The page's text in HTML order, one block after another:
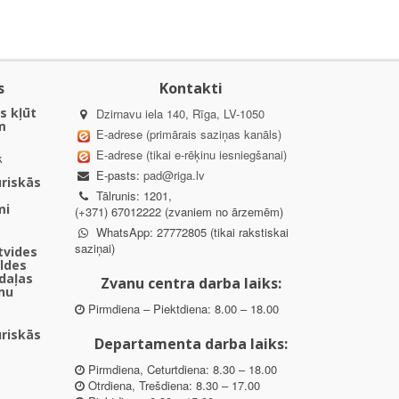
kļūt
Kontakti
Dzirnavu iela 140, Rīga, LV-1050
E-adrese (primārais saziņas kanāls)
E-adrese (tikai e-rēķinu iesniegšanai)
E-pasts: pad@riga.lv
Tālrunis: 1201,
(+371) 67012222 (zvaniem no ārzemēm)
WhatsApp: 27772805 (tikai rakstiskai
saziņai)
Zvanu centra darba laiks:
Pirmdiena – Piektdiena: 8.00 – 18.00
Departamenta darba laiks:
Pirmdiena, Ceturtdiena: 8.30 – 18.00
Otrdiena, Trešdiena: 8.30 – 17.00